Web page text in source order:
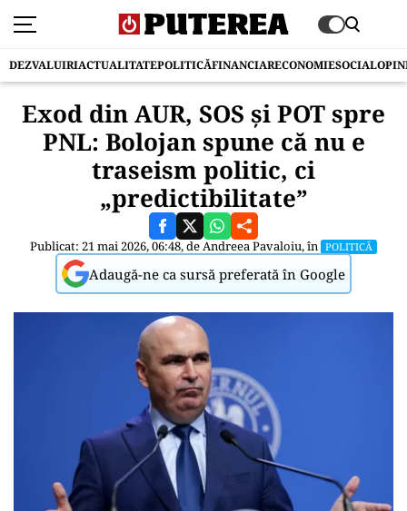
DEZVALUIRIACTUALITATEPOLITICĂFINANCIARECONOMIESOCIAL
Exod din AUR, SOS și POT spre
PNL: Bolojan spune că nu e
traseism politic, ci
„predictibilitate”
Publicat: 21 mai 2026, 06:48, deAndreea Pavaloiu, în POLITICĂ
Adaugă-ne ca sursă preferată în Google